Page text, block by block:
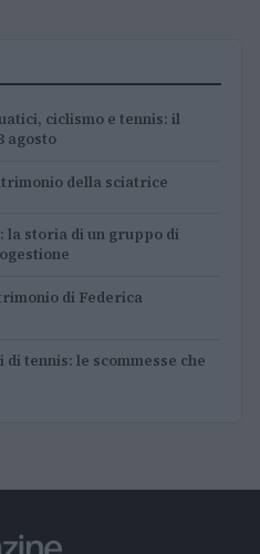
ciclismo e tennis: il
agosto
della sciatrice
la storia di un gruppo di
di Federica
tennis: le scommesse che